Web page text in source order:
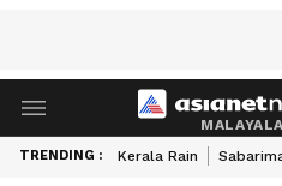
TRENDING : Kerala Rain